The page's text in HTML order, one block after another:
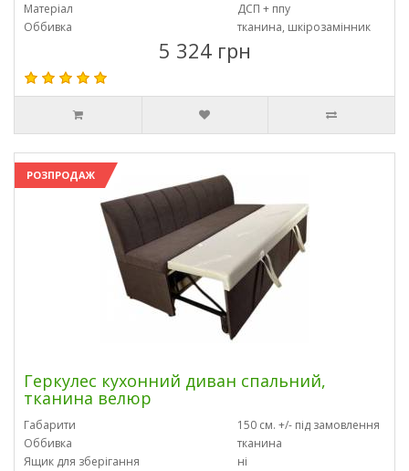
Матеріал
ДСП + ппу
Оббивка
тканина, шкірозамінник
5 324 грн
РОЗПРОДАЖ
Геркулес кухонний диван спальний,
тканина велюр
Габарити
150 см. +/- під замовлення
Оббивка
тканина
Ящик для зберігання
ні